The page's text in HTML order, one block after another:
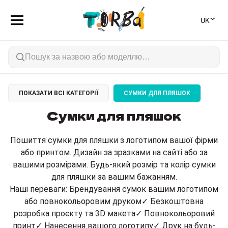
🇺🇦
⌄
ПОКАЗАТИ ВСІ КАТЕГОРІЇ СУМКИ ДЛЯ ПЛЯШОК
Сумки для пляшок
Пошиття сумки для пляшки з логотипом вашої фірми
або принтом. Дизайн за зразками на сайті або за
вашими розмірами. Будь-який розмір та колір сумки
для пляшки за вашим бажанням.
Наші переваги: ​​Брендування сумок вашим логотипом
або повнокольоровим друком✓ Безкоштовна
розробка проєкту та 3D макета✓ Повнокольоровий
принт✓ Нанесення вашого логотипу✓ Друк на будь-
Ціна
до грн.
Матеріали
Джут/Мішковина 2
Саржа 2